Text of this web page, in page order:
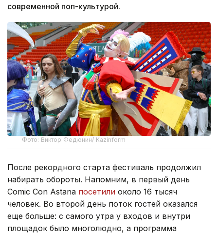
современной поп-культурой.
Фото: Виктор Федюнин/ Kazinform
После рекордного старта фестиваль продолжил
набирать обороты. Напомним, в первый день
Comic Con Astana посетили около 16 тысяч
человек. Во второй день поток гостей оказался
еще больше: с самого утра у входов и внутри
площадок было многолюдно, а программа